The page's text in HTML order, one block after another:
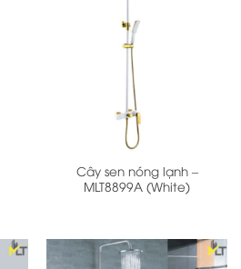
Cây sen nóng lạnh –
MLT8899A (White)